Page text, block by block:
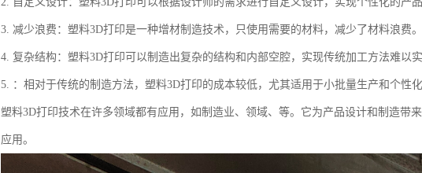
3. 减少浪费：塑料3D打印是一种增材制造技术，只使用需要的材料，减少了材料浪费。
4. 复杂结构：塑料3D打印可以制造出复杂的结构和内部空腔，实现传统加工方法难以实
5. ：相对于传统的制造方法，塑料3D打印的成本较低，尤其适用于小批量生产和个性化
塑料3D打印技术在许多领域都有应用，如制造业、领域、等。它为产品设计和制造带
应用。